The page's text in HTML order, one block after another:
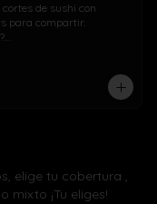
de sushi con
para compartir.
queso crema
queso crema
elige tu cobertura ,
mixto ¡Tu eliges!